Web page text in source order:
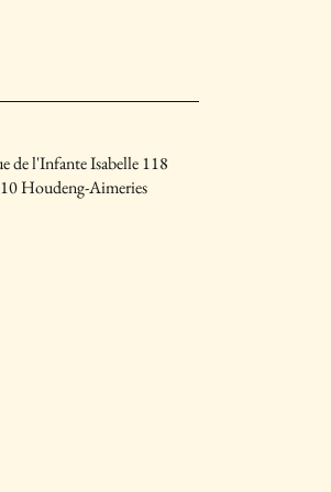
de l'Infante Isabelle 118
Houdeng-Aimeries